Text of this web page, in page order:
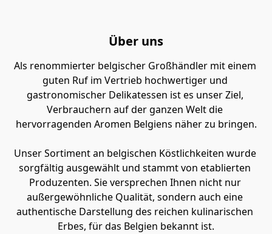
Über uns
Als renommierter belgischer Großhändler mit einem
guten Ruf im Vertrieb hochwertiger und
gastronomischer Delikatessen ist es unser Ziel,
Verbrauchern auf der ganzen Welt die
hervorragenden Aromen Belgiens näher zu bringen.
Unser Sortiment an belgischen Köstlichkeiten wurde
sorgfältig ausgewählt und stammt von etablierten
Produzenten. Sie versprechen Ihnen nicht nur
außergewöhnliche Qualität, sondern auch eine
authentische Darstellung des reichen kulinarischen
Erbes, für das Belgien bekannt ist.